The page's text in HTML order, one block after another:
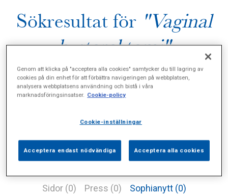
Sökresultat för "Vaginal
hysterektomi"
Sidor (0) Press (0) Sophianytt (0)
Genom att klicka på "acceptera alla cookies" samtycker du till lagring av
cookies på din enhet för att förbättra navigeringen på webbplatsen,
analysera webbplatsens användning och bistå i våra
marknadsföringsinsatser. Cookie-policy
Cookie-inställningar
Acceptera endast nödvändiga Acceptera alla cookies